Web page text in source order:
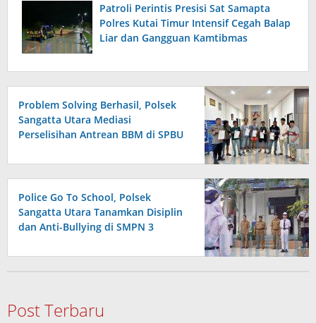
Patroli Perintis Presisi Sat Samapta
Polres Kutai Timur Intensif Cegah Balap
Liar dan Gangguan Kamtibmas
Problem Solving Berhasil, Polsek
Sangatta Utara Mediasi
Perselisihan Antrean BBM di SPBU
Police Go To School, Polsek
Sangatta Utara Tanamkan Disiplin
dan Anti-Bullying di SMPN 3
Post Terbaru